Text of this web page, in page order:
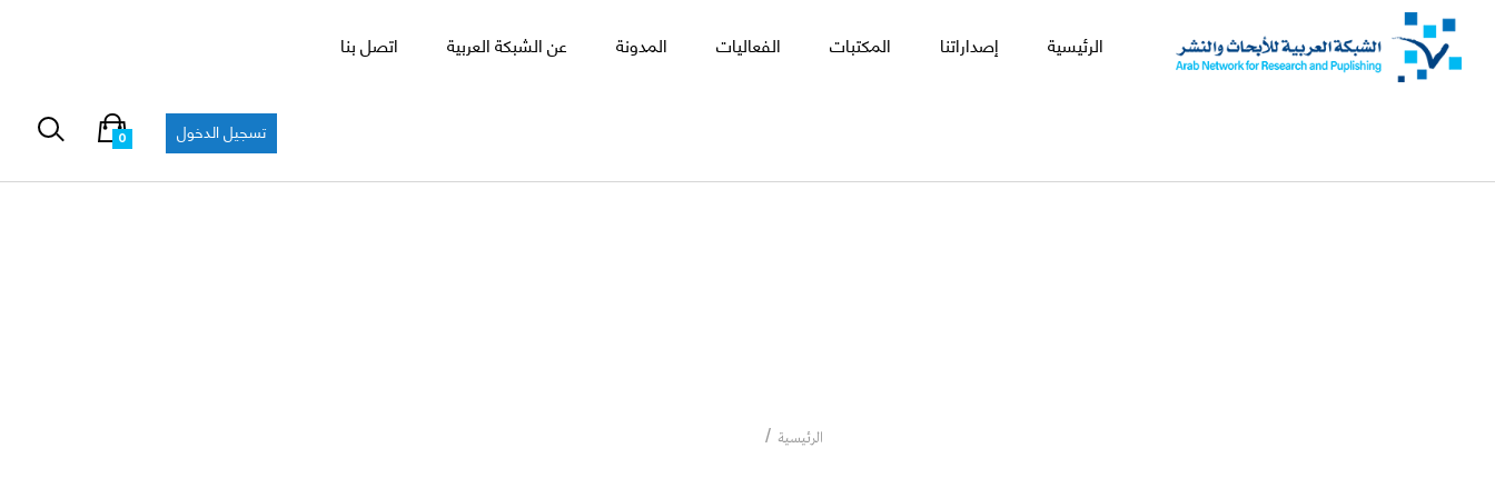
الرئيسية إصداراتنا المكتبات الفعاليات المدونة عن الشبكة العربية اتصل بنا
تسجيل الدخول 0
الرئيسية